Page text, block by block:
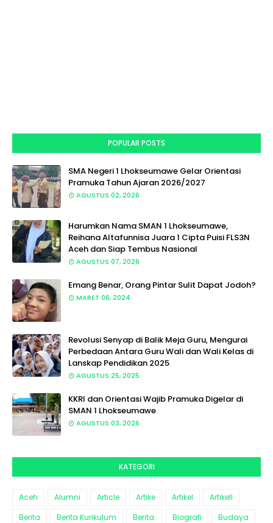
POPULAR POSTS
SMA Negeri 1 Lhokseumawe Gelar Orientasi
Pramuka Tahun Ajaran 2026/2027
AGUSTUS 02, 2026
Harumkan Nama SMAN 1 Lhokseumawe,
Reihana Altafunnisa Juara 1 Cipta Puisi FLS3N
Aceh dan Siap Tembus Nasional
AGUSTUS 07, 2026
Emang Benar, Orang Pintar Sulit Dapat Jodoh?
MARET 06, 2024
Revolusi Senyap di Balik Meja Guru, Mengurai
Perbedaan Antara Guru Wali dan Wali Kelas di
Lanskap Pendidikan 2025
AGUSTUS 25, 2025
KKRI dan Orientasi Wajib Pramuka Digelar di
SMAN 1 Lhokseumawe
AGUSTUS 03, 2026
KATEGORI
Aceh Alumni Article Artike Artikel
Artikell
Berita
Berita Kurikulum Berita. Biografi
Budaya